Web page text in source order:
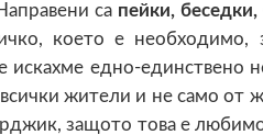
са пейки,
което е необходимо,
искахме едно-единствено
жители и не само от
защото това е